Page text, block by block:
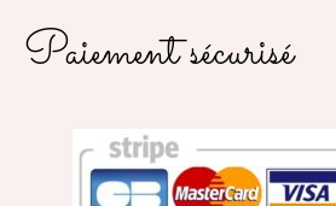
Paiement sécurisé